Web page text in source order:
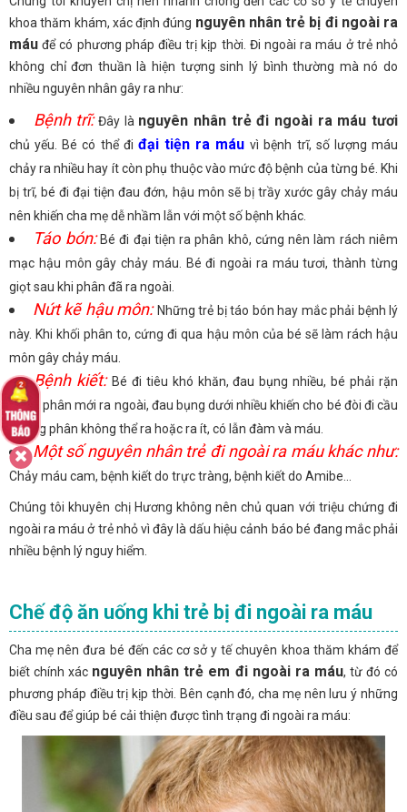
khoa thăm khám, xác định đúng nguyên nhân trẻ bị đi ngoài ra
máu để có phương pháp điều trị kịp thời. Đi ngoài ra máu ở trẻ nhỏ
không chỉ đơn thuần là hiện tượng sinh lý bình thường mà nó do
nhiều nguyên nhân gây ra như:
Bệnh trĩ:Đây là nguyên nhân trẻ đi ngoài ra máu tươi
chủ yếu. Bé có thể đi đại tiện ra máuvì bệnh trĩ, số lượng máu
chảy ra nhiều hay ít còn phụ thuộc vào mức độ bệnh của từng bé. Khi
bị trĩ, bé đi đại tiện đau đớn, hậu môn sẽ bị trầy xước gây chảy máu
nên khiến cha mẹ dễ nhầm lẫn với một số bệnh khác.
Táo bón:Bé đi đại tiện ra phân khô, cứng nên làm rách niêm
mạc hậu môn gây chảy máu. Bé đi ngoài ra máu tươi, thành từng
giọt sau khi phân đã ra ngoài.
Nứt kẽ hậu môn: Những trẻ bị táo bón hay mắc phải bệnh lý
này. Khi khối phân to, cứng đi qua hậu môn của bé sẽ làm rách hậu
môn gây chảy máu.
Bệnh kiết: Bé đi tiêu khó khăn, đau bụng nhiều, bé phải rặn
nhiều phân mới ra ngoài, đau bụng dưới nhiều khiến cho bé đòi đi cầu
nhưng phân không thể ra hoặc ra ít, có lẫn đàm và máu.
Một số nguyên nhân trẻ đi ngoài ra máu khác như:
Chảy máu cam, bệnh kiết do trực tràng, bệnh kiết do Amibe...
Chúng tôi khuyên chị Hương không nên chủ quan với triệu chứng đi
ngoài ra máu ở trẻ nhỏ vì đây là dấu hiệu cảnh báo bé đang mắc phải
nhiều bệnh lý nguy hiểm.
Chế độ ăn uống khi trẻ bị đi ngoài ra máu
Cha mẹ nên đưa bé đến các cơ sở y tế chuyên khoa thăm khám để
biết chính xác nguyên nhân trẻ em đi ngoài ra máu, từ đó có
phương pháp điều trị kịp thời. Bên cạnh đó, cha mẹ nên lưu ý những
điều sau để giúp bé cải thiện được tình trạng đi ngoài ra máu: